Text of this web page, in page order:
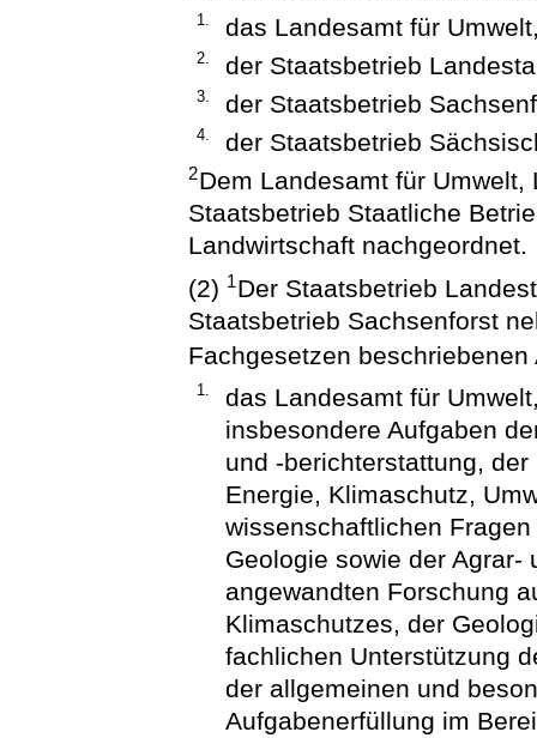
1. das Landesamt für
2. der Staatsbetrieb
3. der Staatsbetrieb
4. der Staatsbetrieb
2Dem Landesamt für
Staatsbetrieb Staatliche
Landwirtschaft nachgeordnet.
(2) 1Der Staatsbetrieb
Staatsbetrieb Sachsenforst
Fachgesetzen
1.
das Landesamt für
insbesondere Aufgaben
und -berichterstattung,
Energie, Klimaschutz,
wissenschaftlichen
Geologie sowie der Agrar-
angewandten Forschung
Klimaschutzes, der
fachlichen Unterstützung
der allgemeinen und
Aufgabenerfüllung im